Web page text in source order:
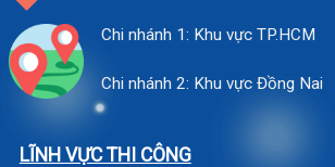
Chi nhánh 1: Khu vực TP.HCM
Chi nhánh 2: Khu vực Đồng Nai
LĨNH VỰC THI CÔNG